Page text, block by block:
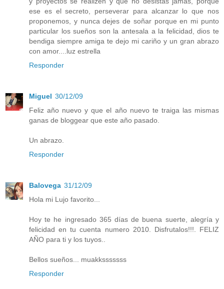
ese es el secreto, perseverar para alcanzar lo que nos
proponemos, y nunca dejes de soñar porque en mi punto
particular los sueños son la antesala a la felicidad, dios te
bendiga siempre amiga te dejo mi cariño y un gran abrazo
con amor....luz estrella
Responder
Miguel 30/12/09
Feliz año nuevo y que el año nuevo te traiga las mismas
ganas de bloggear que este año pasado.
Un abrazo.
Responder
Balovega 31/12/09
Hola mi Lujo favorito...
Hoy te he ingresado 365 días de buena suerte, alegría y
felicidad en tu cuenta numero 2010. Disfrutalos!!!. FELIZ
AÑO para ti y los tuyos..
Bellos sueños... muakksssssss
Responder